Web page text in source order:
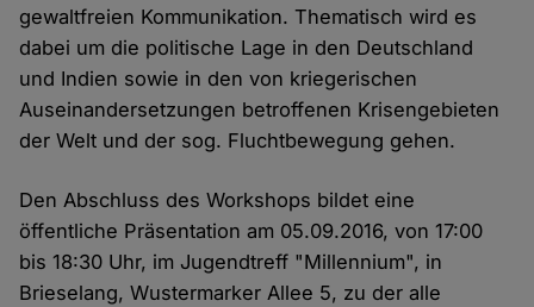
gewaltfreien Kommunikation. Thematisch wird es
dabei um die politische Lage in den Deutschland
und Indien sowie in den von kriegerischen
Auseinandersetzungen betroffenen Krisengebieten
der Welt und der sog. Fluchtbewegung gehen.
Den Abschluss des Workshops bildet eine
öffentliche Präsentation am 05.09.2016, von 17:00
bis 18:30 Uhr, im Jugendtreff "Millennium", in
Brieselang, Wustermarker Allee 5, zu der alle